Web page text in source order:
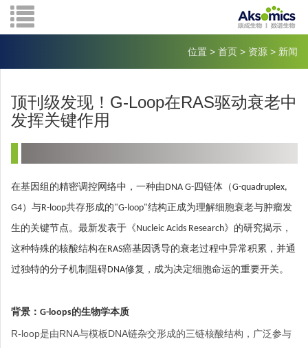
位置 > 首页 > 资源 > 新闻
顶刊级发现！G-Loop在RAS驱动衰老中
发挥关键作用
在基因组的精密调控网络中，一种由DNA G-四链体（G-quadruplex,
G4）与R-loop共存形成的"G-loop"结构正成为理解细胞衰老与肿瘤发
生的关键节点。最新发表于《Nucleic Acids Research》的研究揭示，
这种特殊的核酸结构在RAS癌基因诱导的衰老过程中异常积累，并通
过独特的分子机制阻碍DNA修复，成为决定细胞命运的重要开关。
背景：G-loops的生物学本质
R-loop是由RNA与模板DNA链杂交形成的三链核酸结构，广泛参与